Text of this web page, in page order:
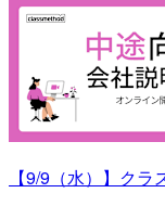
【9/9（水）】ク